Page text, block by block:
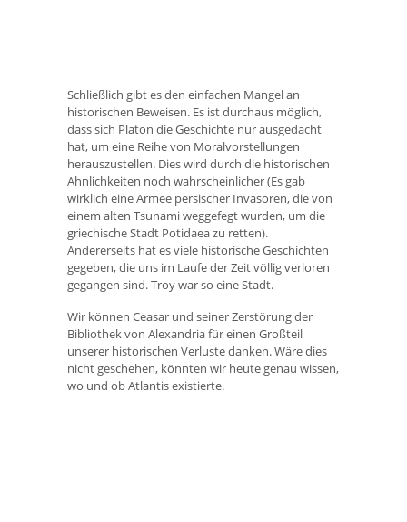
Schließlich gibt es den einfachen Mangel an
historischen Beweisen. Es ist durchaus möglich,
dass sich Platon die Geschichte nur ausgedacht
hat, um eine Reihe von Moralvorstellungen
herauszustellen. Dies wird durch die historischen
Ähnlichkeiten noch wahrscheinlicher (Es gab
wirklich eine Armee persischer Invasoren, die von
einem alten Tsunami weggefegt wurden, um die
griechische Stadt Potidaea zu retten).
Andererseits hat es viele historische Geschichten
gegeben, die uns im Laufe der Zeit völlig verloren
gegangen sind. Troy war so eine Stadt.
Wir können Ceasar und seiner Zerstörung der
Bibliothek von Alexandria für einen Großteil
unserer historischen Verluste danken. Wäre dies
nicht geschehen, könnten wir heute genau wissen,
wo und ob Atlantis existierte.